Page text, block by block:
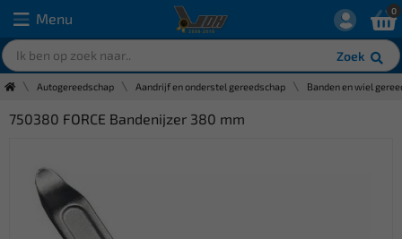
Menu
Zoek
0
Autogereedschap Aandrijf en onderstel gereedschap Banden en wiel
750380 FORCE Bandenijzer 380 mm